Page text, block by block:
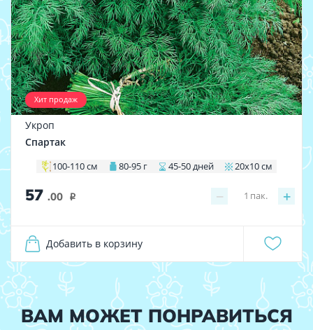
Хит продаж
Укроп
Спартак
100-110 см 80-95 г 45-50 дней 20х10 см
57 .00 i − +
1 пак.
Добавить в корзину
ВАМ МОЖЕТ ПОНРАВИТЬСЯ